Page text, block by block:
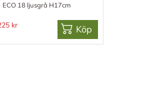
ECO 18 ljusgrå H17cm
kr Köp